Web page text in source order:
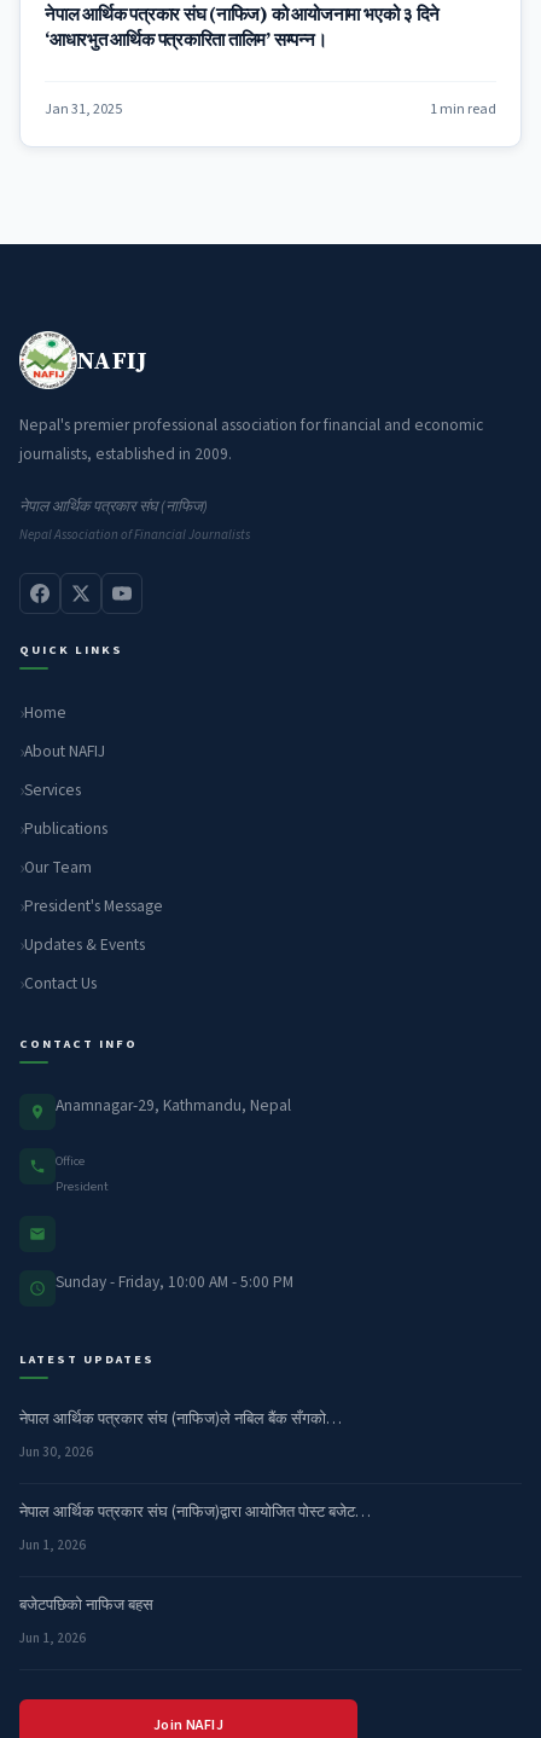
नेपाल आर्थिक पत्रकार संघ (नाफिज) को आयोजनामा भएको ३ दिने
‘आधारभुत आर्थिक पत्रकारिता तालिम’ सम्पन्न।
Jan 31, 2025 1 min read
NAFIJ
Nepal's premier professional association for financial and economic
journalists, established in 2009.
नेपाल आर्थिक पत्रकार संघ (नाफिज)
Nepal Association of Financial Journalists
QUICK LINKS
Home
About NAFIJ
Services
Publications
Our Team
President's Message
Updates & Events
Contact Us
CONTACT INFO
Anamnagar-29, Kathmandu, Nepal
Office
President
Sunday - Friday, 10:00 AM - 5:00 PM
LATEST UPDATES
नेपाल आर्थिक पत्रकार संघ (नाफिज)ले नबिल बैंक सँगको…
Jun 30, 2026
नेपाल आर्थिक पत्रकार संघ (नाफिज)द्वारा आयोजित पोस्ट बजेट…
Jun 1, 2026
बजेटपछिको नाफिज बहस
Jun 1, 2026
Join NAFIJ